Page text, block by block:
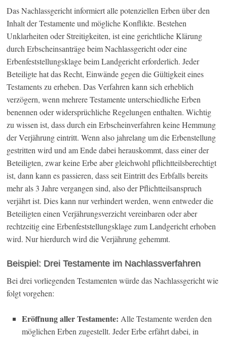
Das Nachlassgericht informiert alle potenziellen Erben über den
Inhalt der Testamente und mögliche Konflikte. Bestehen
Unklarheiten oder Streitigkeiten, ist eine gerichtliche Klärung
durch Erbscheinsanträge beim Nachlassgericht oder eine
Erbenfeststellungsklage beim Landgericht erforderlich. Jeder
Beteiligte hat das Recht, Einwände gegen die Gültigkeit eines
Testaments zu erheben. Das Verfahren kann sich erheblich
verzögern, wenn mehrere Testamente unterschiedliche Erben
benennen oder widersprüchliche Regelungen enthalten. Wichtig
zu wissen ist, dass durch ein Erbscheinverfahren keine Hemmung
der Verjährung eintritt. Wenn also jahrelang um die Erbenstellung
gestritten wird und am Ende dabei herauskommt, dass einer der
Beteiligten, zwar keine Erbe aber gleichwohl pflichtteilsberechtigt
ist, dann kann es passieren, dass seit Eintritt des Erbfalls bereits
mehr als 3 Jahre vergangen sind, also der Pflichtteilsanspruch
verjährt ist. Dies kann nur verhindert werden, wenn entweder die
Beteiligten einen Verjährungsverzicht vereinbaren oder aber
rechtzeitig eine Erbenfeststellungsklage zum Landgericht erhoben
wird. Nur hierdurch wird die Verjährung gehemmt.
Beispiel: Drei Testamente im Nachlassverfahren
Bei drei vorliegenden Testamenten würde das Nachlassgericht wie
folgt vorgehen:
Eröffnung aller Testamente: Alle Testamente werden den
möglichen Erben zugestellt. Jeder Erbe erfährt dabei, in